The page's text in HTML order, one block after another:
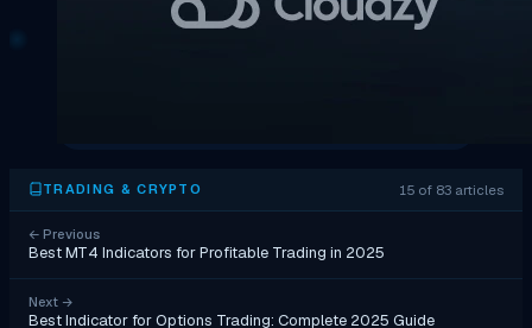
TRADING & CRYPTO 15 of 83 articles
← Previous
Best MT4 Indicators for Profitable Trading in 2025
Next →
Best Indicator for Options Trading: Complete 2025 Guide